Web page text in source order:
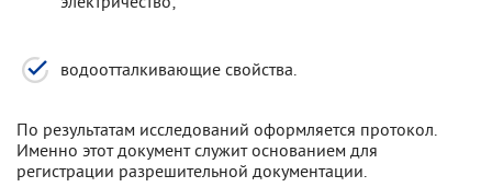
водоотталкивающие свойства.
По результатам исследований оформляется протокол.
Именно этот документ служит основанием для
регистрации разрешительной документации.